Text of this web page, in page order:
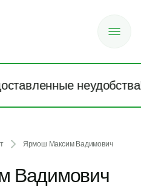
неудобства!
Ярмош Максим Вадимович
Вадимович